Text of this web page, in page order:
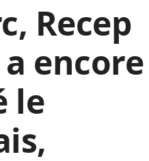
Recep
encore
le